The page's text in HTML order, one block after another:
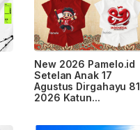
New 2026 Pamelo.id
Setelan Anak 17
Agustus Dirgahayu 81
2026 Katun...